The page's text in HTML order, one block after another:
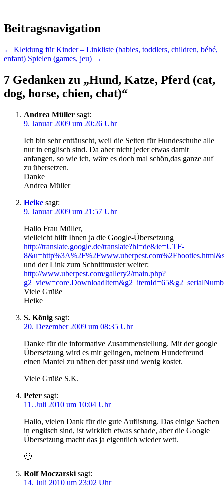
Beitragsnavigation
← Kleidung für Kinder – Linkliste (babies, toddlers, children, bébé,
enfant) Spielen (games, jeu) →
7 Gedanken zu „Hund, Katze, Pferd (cat,
dog, horse, chien, chat)“
Andrea Müller sagt:
9. Januar 2009 um 20:26 Uhr
Ich bin sehr enttäuscht, weil die Seiten für Hundeschuhe alle
nur in englisch sind. Da aber nicht jeder etwas damit
anfangen, so wie ich, wäre es doch mal schön,das ganze auf
zu übersetzen.
Danke
Andrea Müller
Heike sagt:
9. Januar 2009 um 21:57 Uhr
Hallo Frau Müller,
vielleicht hilft Ihnen ja die Google-Übersetzung
http://translate.google.de/translate?hl=de&ie=UTF-
und der Link zum Schnittmuster weiter:
http://www.uberpest.com/gallery2/main.php?
Viele Grüße
Heike
S. König sagt:
20. Dezember 2009 um 08:35 Uhr
Danke für die informative Zusammenstellung. Mit der google
Übersetzung wird es mir gelingen, meinem Hundefreund
einen Mantel zu nähen der passt und wenig kostet.
Viele Grüße S.K.
Peter sagt:
11. Juli 2010 um 10:04 Uhr
Hallo, vielen Dank für die gute Auflistung. Das einige Sachen
in englisch sind, ist wirklich etwas schade, aber die Google
Übersetzung macht das ja eigentlich wieder wett.
🙂
Rolf Moczarski sagt:
14. Juli 2010 um 23:02 Uhr